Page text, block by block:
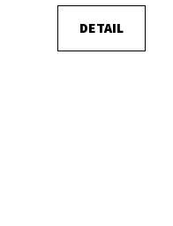
DETAIL